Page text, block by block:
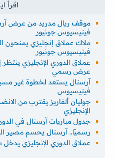
موقف ريال مدريد من عرض
فينيسيوس جونيور
ملاك عملاق إنجليزي يمنحون
فينيسيوس جونيور
عملاق الدوري الإنجليزي
عرض رسمي
آرسنال يستعد لخطوة غير
فينيسيوس
جوليان ألفاريز يقترب من
الإنجليزي
جدول مباريات آرسنال في الدوري
رسميًا.. آرسنال يحسم مصير
عملاق الدوري الإنجليزي يدخل